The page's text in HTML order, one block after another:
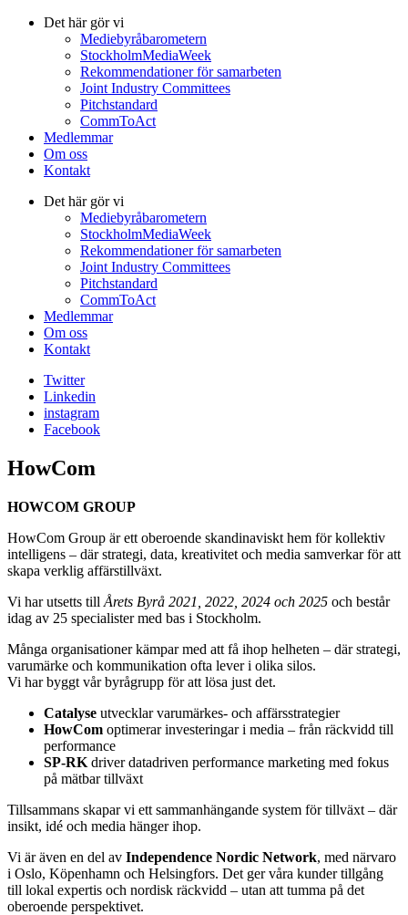
Det här gör vi
Mediebyråbarometern
StockholmMediaWeek
Rekommendationer för samarbeten
Joint Industry Committees
Pitchstandard
CommToAct
Medlemmar
Om oss
Kontakt
Det här gör vi
Mediebyråbarometern
StockholmMediaWeek
Rekommendationer för samarbeten
Joint Industry Committees
Pitchstandard
CommToAct
Medlemmar
Om oss
Kontakt
Twitter
Linkedin
instagram
Facebook
HowCom
HOWCOM GROUP
HowCom Group är ett oberoende skandinaviskt hem för kollektiv
intelligens – där strategi, data, kreativitet och media samverkar för att
skapa verklig affärstillväxt.
Vi har utsetts till Årets Byrå 2021, 2022, 2024 och 2025 och består
idag av 25 specialister med bas i Stockholm.
Många organisationer kämpar med att få ihop helheten – där strategi,
varumärke och kommunikation ofta lever i olika silos.
Vi har byggt vår byrågrupp för att lösa just det.
Catalyse utvecklar varumärkes- och affärsstrategier
HowCom optimerar investeringar i media – från räckvidd till
performance
SP-RK driver datadriven performance marketing med fokus
på mätbar tillväxt
Tillsammans skapar vi ett sammanhängande system för tillväxt – där
insikt, idé och media hänger ihop.
Vi är även en del av Independence Nordic Network, med närvaro
i Oslo, Köpenhamn och Helsingfors. Det ger våra kunder tillgång
till lokal expertis och nordisk räckvidd – utan att tumma på det
oberoende perspektivet.